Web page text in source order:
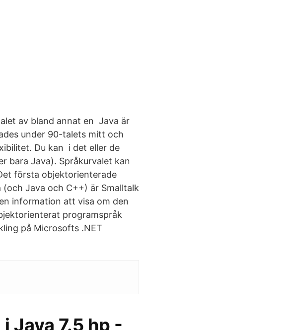
av bland annat en Java är
under 90-​talets mitt och
Du kan i det eller de
bara Java). Språkurvalet kan
första objektorienterade
Java och C++) är Smalltalk
information att visa om den
programspråk
på Microsofts .NET
Java 7.5 hp -